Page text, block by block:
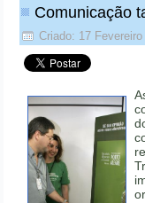
Comunicação
Criado: 17 Fevereiro